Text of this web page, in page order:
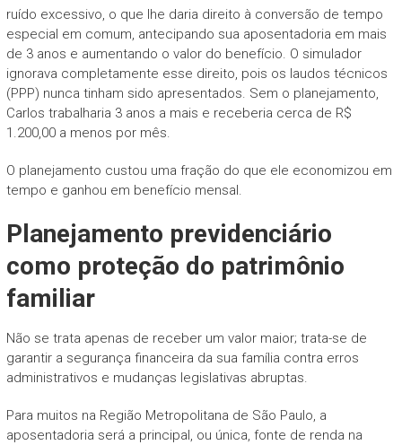
ruído excessivo, o que lhe daria direito à conversão de tempo
especial em comum, antecipando sua aposentadoria em mais
de 3 anos e aumentando o valor do benefício. O simulador
ignorava completamente esse direito, pois os laudos técnicos
(PPP) nunca tinham sido apresentados. Sem o planejamento,
Carlos trabalharia 3 anos a mais e receberia cerca de R$
1.200,00 a menos por mês.
O planejamento custou uma fração do que ele economizou em
tempo e ganhou em benefício mensal.
Planejamento previdenciário
como proteção do patrimônio
familiar
Não se trata apenas de receber um valor maior; trata-se de
garantir a segurança financeira da sua família contra erros
administrativos e mudanças legislativas abruptas.
Para muitos na Região Metropolitana de São Paulo, a
aposentadoria será a principal, ou única, fonte de renda na